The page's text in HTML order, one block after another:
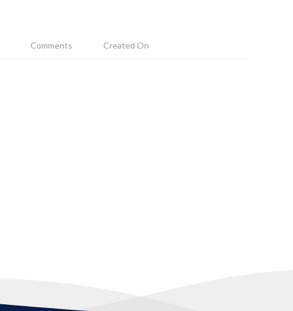
Comments Created On